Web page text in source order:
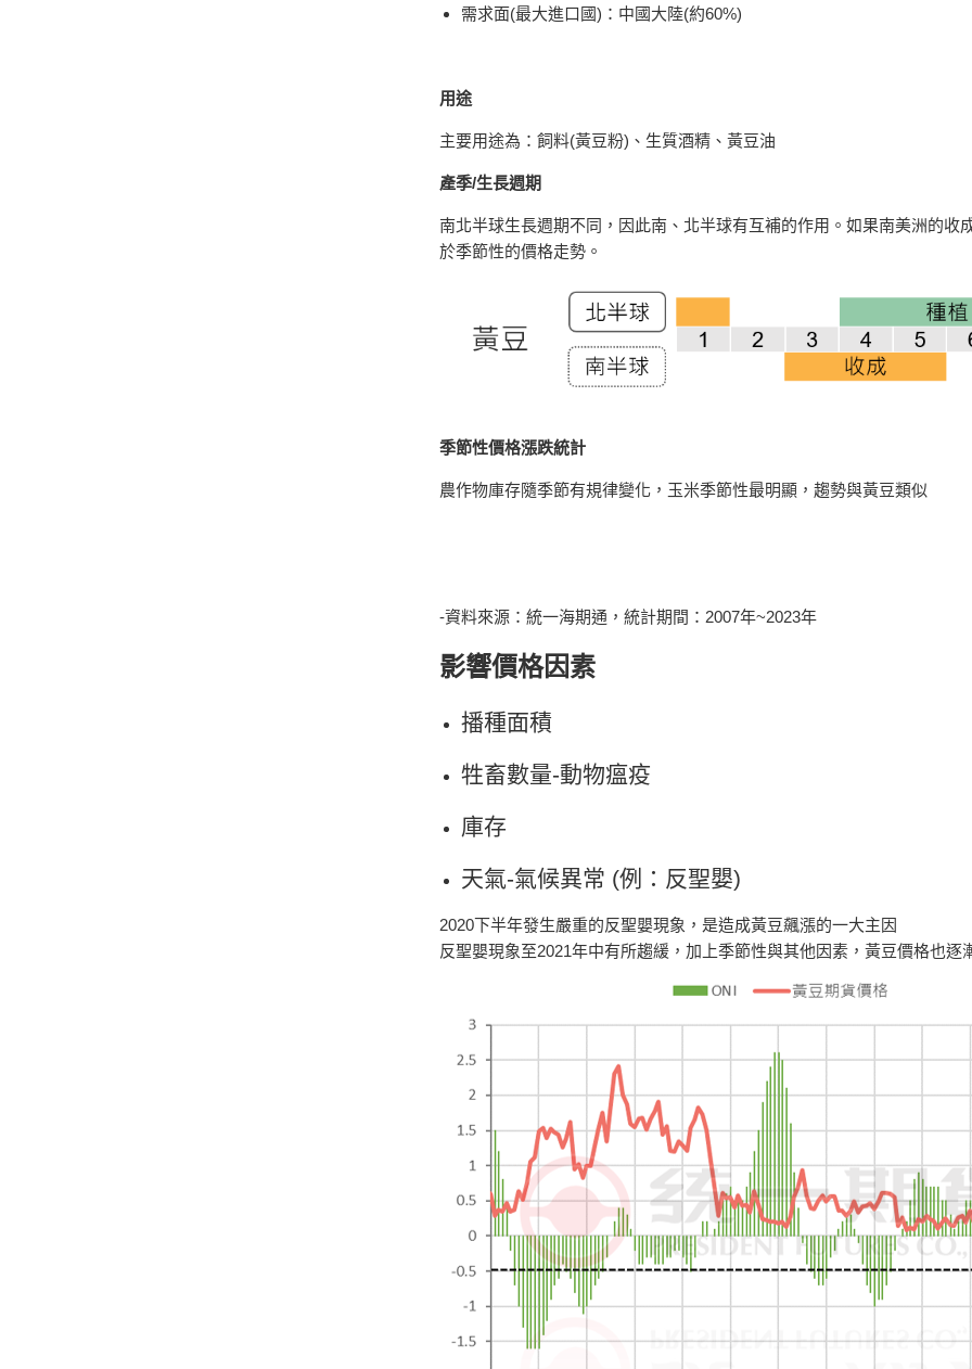
需求面(最大進口國)：中國大陸(約60%)
用途
主要用途為：飼料(黃豆粉)、生質酒精、黃豆油
產季/生長週期
南北半球生長週期不同，因此南、北半球有互補的作用。如果南美洲的收
於季節性的價格走勢。
季節性價格漲跌統計
農作物庫存隨季節有規律變化，玉米季節性最明顯，趨勢與黃豆類似
-資料來源：統一海期通，統計期間：2007年~2023年
影響價格因素
播種面積
牲畜數量-​動物瘟疫
庫存
天氣-​氣候異常 (例：反聖嬰)
​2020下半年發生嚴重的反聖嬰現象，是造成黃豆飆漲的一大主因
反聖嬰現象至2021年中有所趨緩，加上季節性與其他因素，黃豆價格也逐